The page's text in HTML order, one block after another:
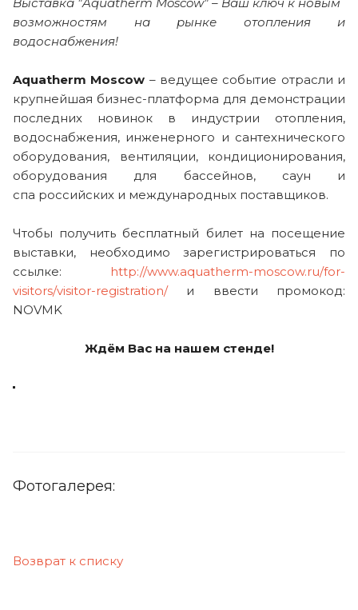
возможностям на рынке отопления и
водоснабжения!
Aquatherm Moscow – ведущее событие отрасли и
крупнейшая бизнес-платформа для демонстрации
последних новинок в индустрии отопления,
водоснабжения, инженерного и сантехнического
оборудования, вентиляции, кондиционирования,
оборудования для бассейнов, саун и
спа российских и международных поставщиков.
Чтобы получить бесплатный билет на посещение
выставки, необходимо зарегистрироваться по
ссылке: http://www.aquatherm-moscow.ru/for-
visitors/visitor-registration/и ввести промокод:
NOVMK
Ждём Вас на нашем стенде!
Фотогалерея:
Возврат к списку